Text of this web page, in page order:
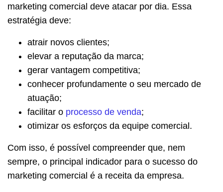
marketing comercial deve atacar por dia. Essa
estratégia deve:
atrair novos clientes;
elevar a reputação da marca;
gerar vantagem competitiva;
conhecer profundamente o seu mercado de
atuação;
facilitar o processo de venda;
otimizar os esforços da equipe comercial.
Com isso, é possível compreender que, nem
sempre, o principal indicador para o sucesso do
marketing comercial é a receita da empresa.